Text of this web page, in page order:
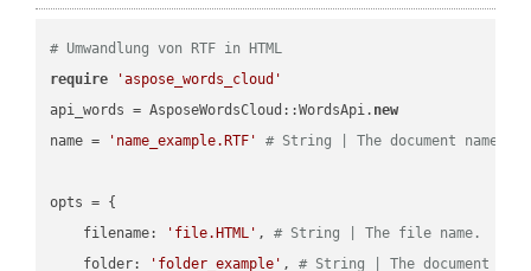
# Umwandlung von RTF in HTML
require
'aspose_words_cloud'
api_words = AsposeWordsCloud::WordsApi. new
name =
'name_example.RTF' # String | The document name.
opts = {
    filename:
'file.HTML' , # String | The file name.
    folder:
'folder_example' , # String | The document